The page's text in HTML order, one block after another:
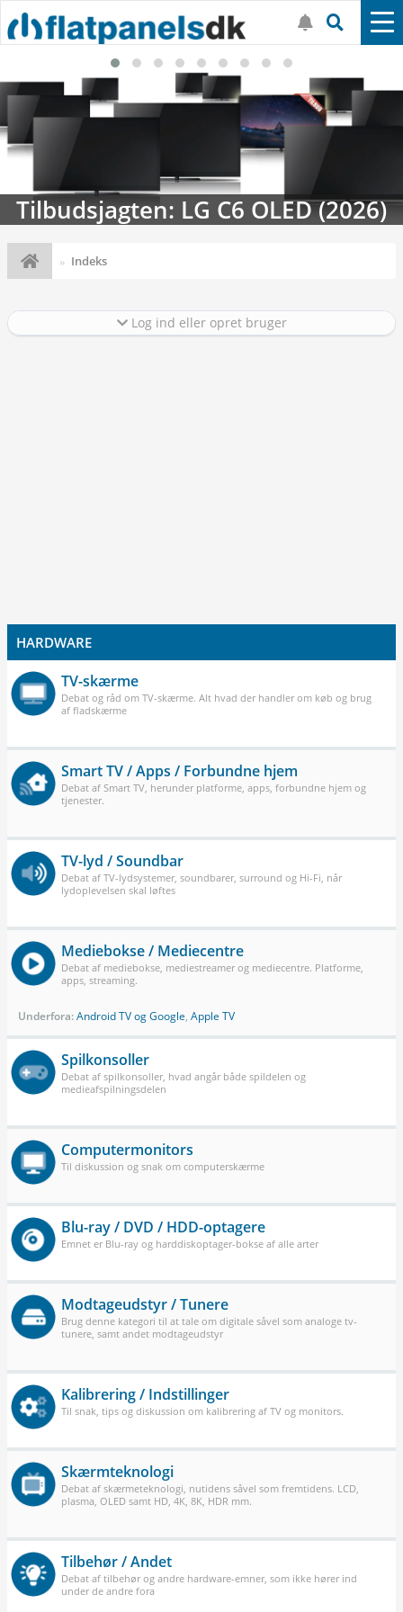
Tilbudsjagten: LG C6 OLED (2026)
Indeks
Log ind eller opret bruger
HARDWARE
TV-skærme
Debat og råd om TV-skærme. Alt hvad der handler om køb og brug
af fladskærme
Smart TV / Apps / Forbundne hjem
Debat af Smart TV, herunder platforme, apps, forbundne hjem og
tjenester.
TV-lyd / Soundbar
Debat af TV-lydsystemer, soundbarer, surround og Hi-Fi, når
lydoplevelsen skal løftes
Mediebokse / Mediecentre
Debat af mediebokse, mediestreamer og mediecentre. Platforme,
apps, streaming.
Underfora:Android TV og Google, Apple TV
Spilkonsoller
Debat af spilkonsoller, hvad angår både spildelen og
medieafspilningsdelen
Computermonitors
Til diskussion og snak om computerskærme
Blu-ray / DVD / HDD-optagere
Emnet er Blu-ray og harddiskoptager-bokse af alle arter
Modtageudstyr / Tunere
Brug denne kategori til at tale om digitale såvel som analoge tv-
tunere, samt andet modtageudstyr
Kalibrering / Indstillinger
Til snak, tips og diskussion om kalibrering af TV og monitors.
Skærmteknologi
Debat af skærmeteknologi, nutidens såvel som fremtidens. LCD,
plasma, OLED samt HD, 4K, 8K, HDR mm.
Tilbehør / Andet
Debat af tilbehør og andre hardware-emner, som ikke hører ind
under de andre fora